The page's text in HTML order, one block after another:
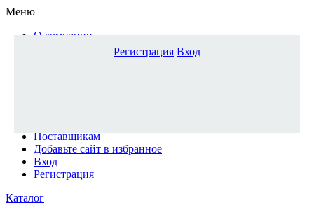
Меню
О компании
Доставка и оплата
Поставщикам
Добавьте сайт в избранное
Вход
Регистрация
Каталог
Регистрация Вход